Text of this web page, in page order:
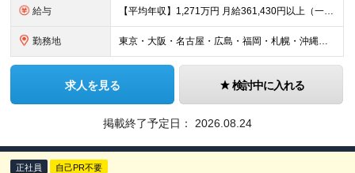
給与 【平均年収】1,271万円 月給361,430円以上（一律手当含む）＋インセンティブ ※給与は前職の給与水準、職務経験等を考慮して決定いたします。 ※上記は固定残業代（月50時間分／116,000円
勤務地 東京・大阪・名古屋・広島・福岡・札幌・沖縄のいずれかの拠点に配属 【東京本社】 東京都千代田区丸の内一丁目8番2号 鉃鋼ビルディング24階 【大阪支社】 大阪府大阪市北区角田町8番1号 梅田阪急ビ
求人を見る 検討中に入れる
掲載終了予定日： 2026.08.24
正社員 自己PR不要